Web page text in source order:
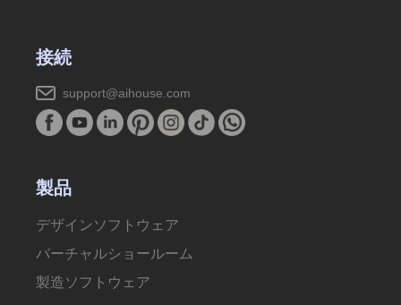
接続
support@aihouse.com
製品
デザインソフトウェア
バーチャルショールーム
製造ソフトウェア